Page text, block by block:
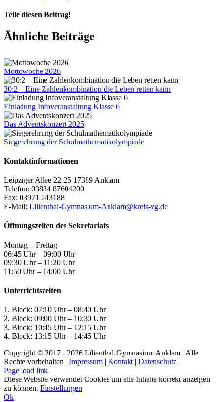
Teile diesen Beitrag!
Facebook
X
Tumblr
Pinterest
E-
Mail
Ähnliche Beiträge
Mottowoche 2026
30:2 – Eine Zahlenkombination die Leben retten kann
Einladung Infoveranstaltung Klasse 6
Das Adventskonzert 2025
Siegerehrung der Schulmathematikolympiade
Kontaktinformationen
Leipziger Allee 22-25 17389 Anklam
Telefon: 03834 87604200
Fax: 03971 243188
E-Mail: Lilienthal-Gymnasium-Anklam@kreis-vg.de
Öffnungszeiten des Sekretariats
Montag – Freitag
06:45 Uhr – 09:00 Uhr
09:30 Uhr – 11:20 Uhr
11:50 Uhr – 14:00 Uhr
Unterrichtszeiten
1. Block: 07:10 Uhr – 08:40 Uhr
2. Block: 09:00 Uhr – 10:30 Uhr
3. Block: 10:45 Uhr – 12:15 Uhr
4. Block: 13:15 Uhr – 14:45 Uhr
Copyright © 2017 - 2026 Lilienthal-Gymnasium Anklam | Alle
Rechte vorbehalten | Impressum | Kontakt | Datenschutz
Page load link
Diese Website verwendet Cookies um alle Inhalte korrekt anzeigen
zu können. Einstellungen
Ok